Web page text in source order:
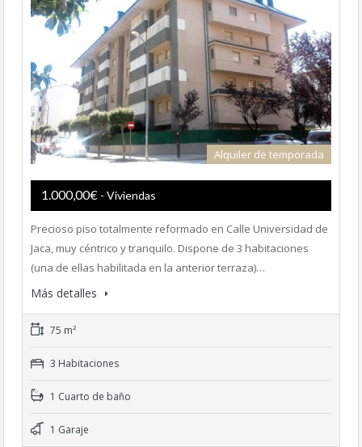
Alquiler de temporada
1.000,00€ - Viviendas
Precioso piso totalmente reformado en Calle Universidad de
Jaca, muy céntrico y tranquilo. Dispone de 3 habitaciones
(una de ellas habilitada en la anterior terraza)…
Más detalles
75 m²
3 Habitaciones
1 Cuarto de baño
1 Garaje